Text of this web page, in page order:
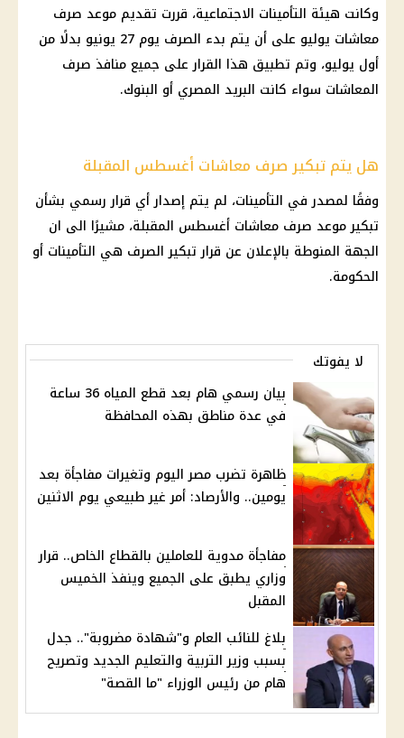
وكانت هيئة التأمينات الاجتماعية، قررت تقديم موعد صرف
معاشات يوليو على أن يتم بدء الصرف يوم 27 يونيو بدلًا من
أول يوليو، وتم تطبيق هذا القرار على جميع منافذ صرف
المعاشات سواء كانت البريد المصري أو البنوك.
هل يتم تبكير صرف معاشات أغسطس المقبلة
وفقًا لمصدر في التأمينات، لم يتم إصدار أي قرار رسمي بشأن
تبكير موعد صرف معاشات أغسطس المقبلة، مشيرًا الى ان
الجهة المنوطة بالإعلان عن قرار تبكير الصرف هي التأمينات أو
الحكومة.
لا يفوتك
بيان رسمي هام بعد قطع المياه 36 ساعة
في عدة مناطق بهذه المحافظة
ظاهرة تضرب مصر اليوم وتغيرات مفاجأة بعد
يومين.. والأرصاد: أمر غير طبيعي يوم الاثنين
مفاجأة مدوية للعاملين بالقطاع الخاص.. قرار
وزاري يطبق على الجميع وينفذ الخميس
المقبل
بلاغ للنائب العام و"شهادة مضروبة".. جدل
بسبب وزير التربية والتعليم الجديد وتصريح
هام من رئيس الوزراء "ما القصة"